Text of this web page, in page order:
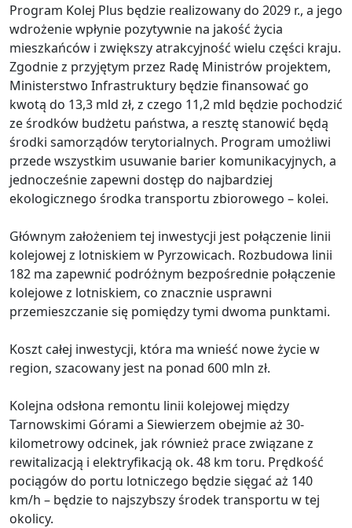
Program Kolej Plus będzie realizowany do 2029 r., a jego
wdrożenie wpłynie pozytywnie na jakość życia
mieszkańców i zwiększy atrakcyjność wielu części kraju.
Zgodnie z przyjętym przez Radę Ministrów projektem,
Ministerstwo Infrastruktury będzie finansować go
kwotą do 13,3 mld zł, z czego 11,2 mld będzie pochodzić
ze środków budżetu państwa, a resztę stanowić będą
środki samorządów terytorialnych. Program umożliwi
przede wszystkim usuwanie barier komunikacyjnych, a
jednocześnie zapewni dostęp do najbardziej
ekologicznego środka transportu zbiorowego – kolei.
Głównym założeniem tej inwestycji jest połączenie linii
kolejowej z lotniskiem w Pyrzowicach. Rozbudowa linii
182 ma zapewnić podróżnym bezpośrednie połączenie
kolejowe z lotniskiem, co znacznie usprawni
przemieszczanie się pomiędzy tymi dwoma punktami.
Koszt całej inwestycji, która ma wnieść nowe życie w
region, szacowany jest na ponad 600 mln zł.
Kolejna odsłona remontu linii kolejowej między
Tarnowskimi Górami a Siewierzem obejmie aż 30-
kilometrowy odcinek, jak również prace związane z
rewitalizacją i elektryfikacją ok. 48 km toru. Prędkość
pociągów do portu lotniczego będzie sięgać aż 140
km/h – będzie to najszybszy środek transportu w tej
okolicy.